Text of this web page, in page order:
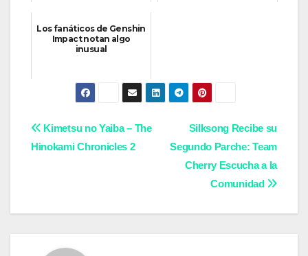
Los fanáticos de Genshin
Impact notan algo
inusual
Navegación
Silksong Recibe su
Segundo Parche: Team
Cherry Escucha a la
Comunidad
Kimetsu no Yaiba – The
Hinokami Chronicles 2